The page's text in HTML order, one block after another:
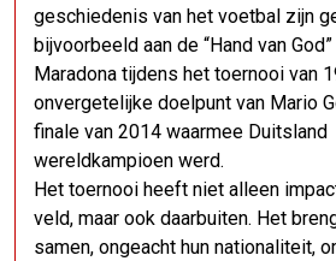
geschiedenis van het voetbal zijn
bijvoorbeeld aan de “Hand van
Maradona tijdens het toernooi van
onvergetelijke doelpunt van Mario
finale van 2014 waarmee Duitsland
wereldkampioen werd.
Het toernooi heeft niet alleen
veld, maar ook daarbuiten. Het
samen, ongeacht hun nationaliteit,